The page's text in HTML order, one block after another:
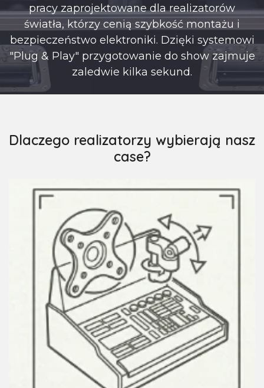
pracy zaprojektowane dla realizatorów
światła, którzy cenią szybkość montażu i
bezpieczeństwo elektroniki. Dzięki systemowi
"Plug & Play" przygotowanie do show zajmuje
zaledwie kilka sekund.
Dlaczego realizatorzy wybierają nasz
case?